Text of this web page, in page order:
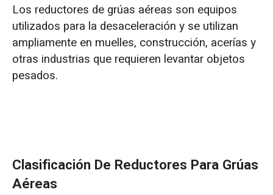
Los reductores de grúas aéreas son equipos
utilizados para la desaceleración y se utilizan
ampliamente en muelles, construcción, acerías y
otras industrias que requieren levantar objetos
pesados.
Clasificación De Reductores Para Grúas
Aéreas